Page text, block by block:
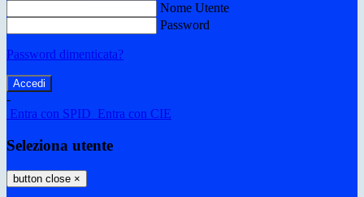
Nome Utente
Password
Password dimenticata?
-
Entra con SPID Entra con CIE
Seleziona utente
button close ×